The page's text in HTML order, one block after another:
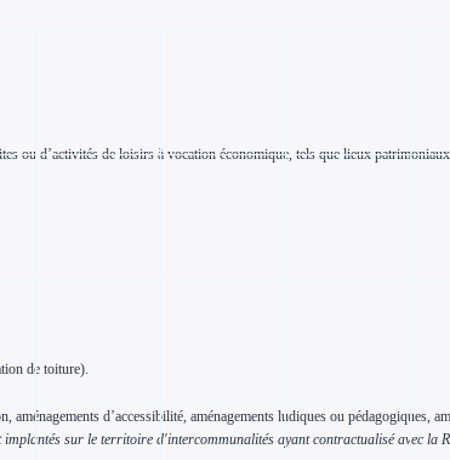
ou d’activités de loisirs à vocation économique, tels que lieux
de toiture).
d’accessibilité, aménagements ludiques ou pédagogiques,
sur le territoire d'intercommunalités ayant contractualisé avec la